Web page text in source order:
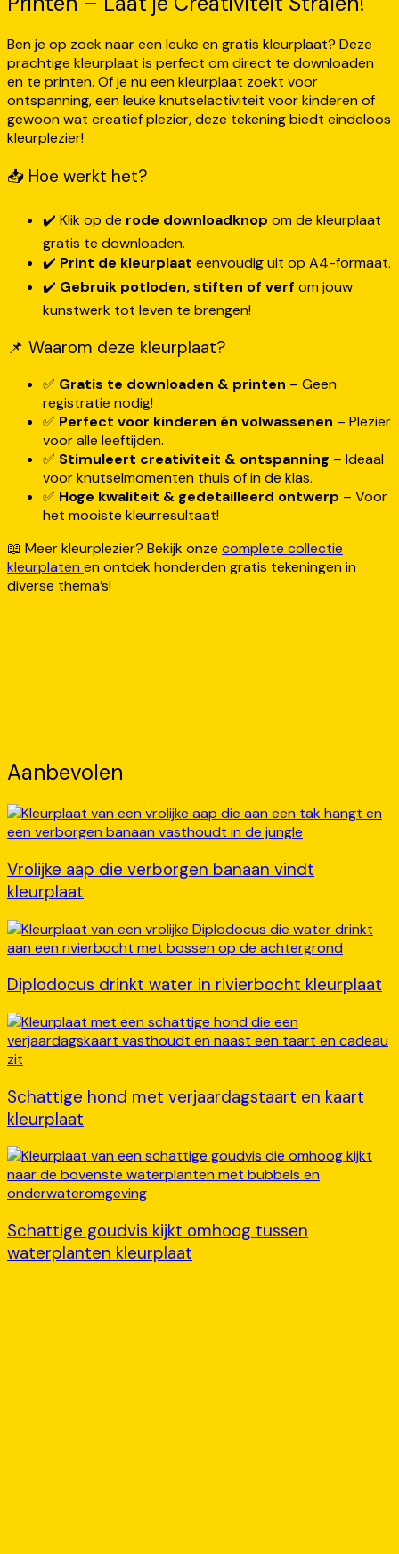
Ben je op zoek naar een leuke en gratis kleurplaat? Deze
prachtige kleurplaat is perfect om direct te downloaden
en te printen. Of je nu een kleurplaat zoekt voor
ontspanning, een leuke knutselactiviteit voor kinderen of
gewoon wat creatief plezier, deze tekening biedt eindeloos
kleurplezier!
📥 Hoe werkt het?
✔️ Klik op de rode downloadknop om de kleurplaat
gratis te downloaden.
✔️ Print de kleurplaat eenvoudig uit op A4-formaat.
✔️ Gebruik potloden, stiften of verf om jouw
kunstwerk tot leven te brengen!
📌 Waarom deze kleurplaat?
✅ Gratis te downloaden & printen – Geen
registratie nodig!
✅ Perfect voor kinderen én volwassenen – Plezier
voor alle leeftijden.
✅ Stimuleert creativiteit & ontspanning – Ideaal
voor knutselmomenten thuis of in de klas.
✅ Hoge kwaliteit & gedetailleerd ontwerp – Voor
het mooiste kleurresultaat!
📖 Meer kleurplezier? Bekijk onze complete collectie
kleurplatenen ontdek honderden gratis tekeningen in
diverse thema’s!
Aanbevolen
Vrolijke aap die verborgen banaan vindt
kleurplaat
Diplodocus drinkt water in rivierbocht kleurplaat
Schattige hond met verjaardagstaart en kaart
kleurplaat
Schattige goudvis kijkt omhoog tussen
waterplanten kleurplaat